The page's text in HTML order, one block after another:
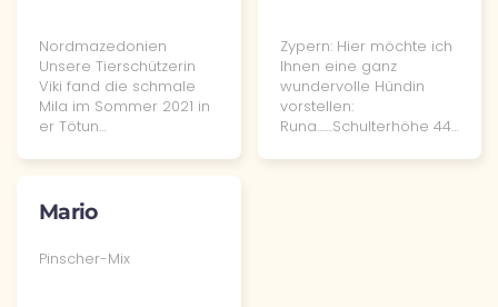
Nordmazedonien
Unsere Tierschützerin
Viki fand die schmale
Mila im Sommer 2021 in
er Tötun…
Zypern: Hier möchte ich
Ihnen eine ganz
wundervolle Hündin
vorstellen:
Runa.......Schulterhöhe 44…
Mario
Pinscher-Mix